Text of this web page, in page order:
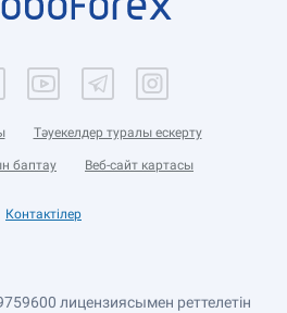
Тәуекелдер туралы ескерту
баптау Веб-сайт картасы
Контактілер
лицензиясымен реттелетін